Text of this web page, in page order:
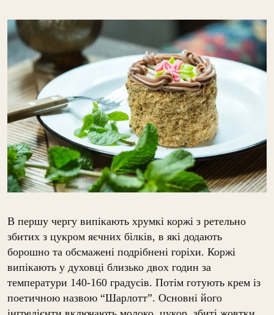
В першу чергу випікають хрумкі коржі з ретельно
збитих з цукром яєчних білків, в які додають
борошно та обсмажені подрібнені горіхи. Коржі
випікають у духовці близько двох годин за
температури 140-160 градусів. Потім готують крем із
поетичною назвою “Шарлотт”. Основні його